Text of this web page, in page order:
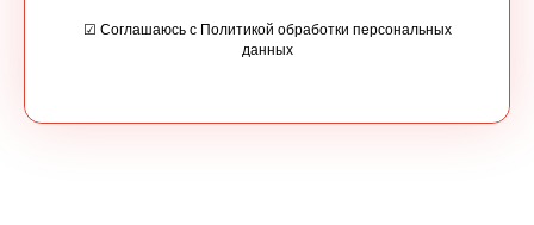
☑ Соглашаюсь с Политикой обработки персональных
данных